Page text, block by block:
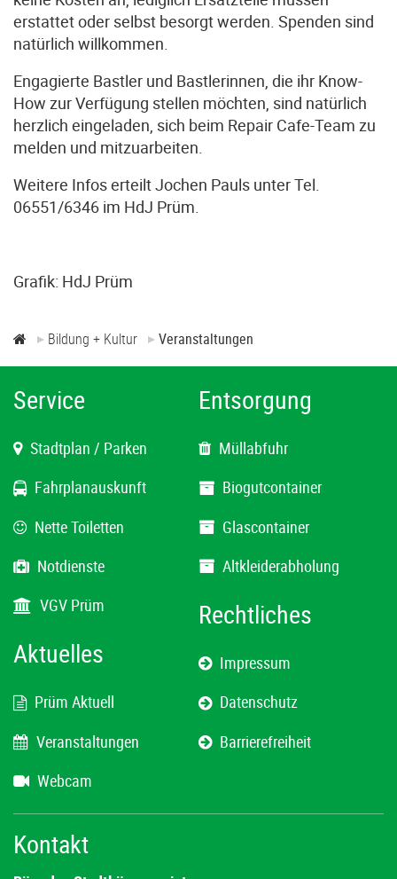
erstattet oder selbst besorgt werden. Spenden sind
natürlich willkommen.
Engagierte Bastler und Bastlerinnen, die ihr Know-
How zur Verfügung stellen möchten, sind natürlich
herzlich eingeladen, sich beim Repair Cafe-Team zu
melden und mitzuarbeiten.
Weitere Infos erteilt Jochen Pauls unter Tel.
06551/6346 im HdJ Prüm.
Grafik: HdJ Prüm
Bildung + Kultur Veranstaltungen
Kontakt
Service
Stadtplan / Parken
Fahrplanauskunft
Nette Toiletten
Notdienste
VGV Prüm
Aktuelles
Prüm Aktuell
Veranstaltungen
Webcam
Entsorgung
Müllabfuhr
Biogutcontainer
Glascontainer
Altkleiderabholung
Rechtliches
Impressum
Datenschutz
Barrierefreiheit